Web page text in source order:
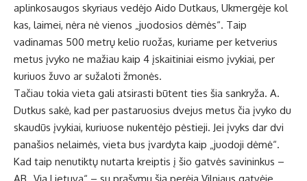
aplinkosaugos skyriaus vedėjo Aido Dutkaus, Ukmergėje kol
kas, laimei, nėra nė vienos „juodosios dėmės“. Taip
vadinamas 500 metrų kelio ruožas, kuriame per ketverius
metus įvyko ne mažiau kaip 4 įskaitiniai eismo įvykiai, per
kuriuos žuvo ar sužaloti žmonės.
Tačiau tokia vieta gali atsirasti būtent ties šia sankryža. A.
Dutkus sakė, kad per pastaruosius dvejus metus čia įvyko du
skaudūs įvykiai, kuriuose nukentėjo pėstieji. Jei įvyks dar dvi
panašios nelaimės, vieta bus įvardyta kaip „juodoji dėmė“.
Kad taip nenutiktų nutarta kreiptis į šio gatvės savininkus –